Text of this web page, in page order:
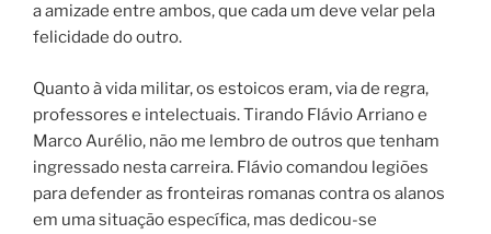
a amizade entre ambos, que cada um deve velar pela
felicidade do outro.
Quanto à vida militar, os estoicos eram, via de regra,
professores e intelectuais. Tirando Flávio Arriano e
Marco Aurélio, não me lembro de outros que tenham
ingressado nesta carreira. Flávio comandou legiões
para defender as fronteiras romanas contra os alanos
em uma situação específica, mas dedicou-se